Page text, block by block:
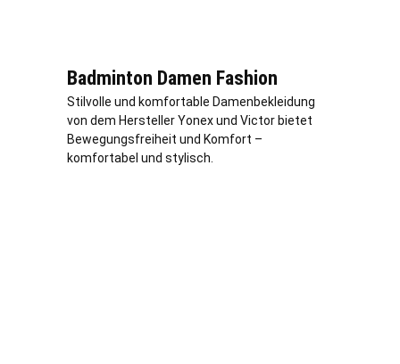
Badminton Damen Fashion
Stilvolle und komfortable Damenbekleidung
von dem Hersteller Yonex und Victor bietet
Bewegungsfreiheit und Komfort –
komfortabel und stylisch.